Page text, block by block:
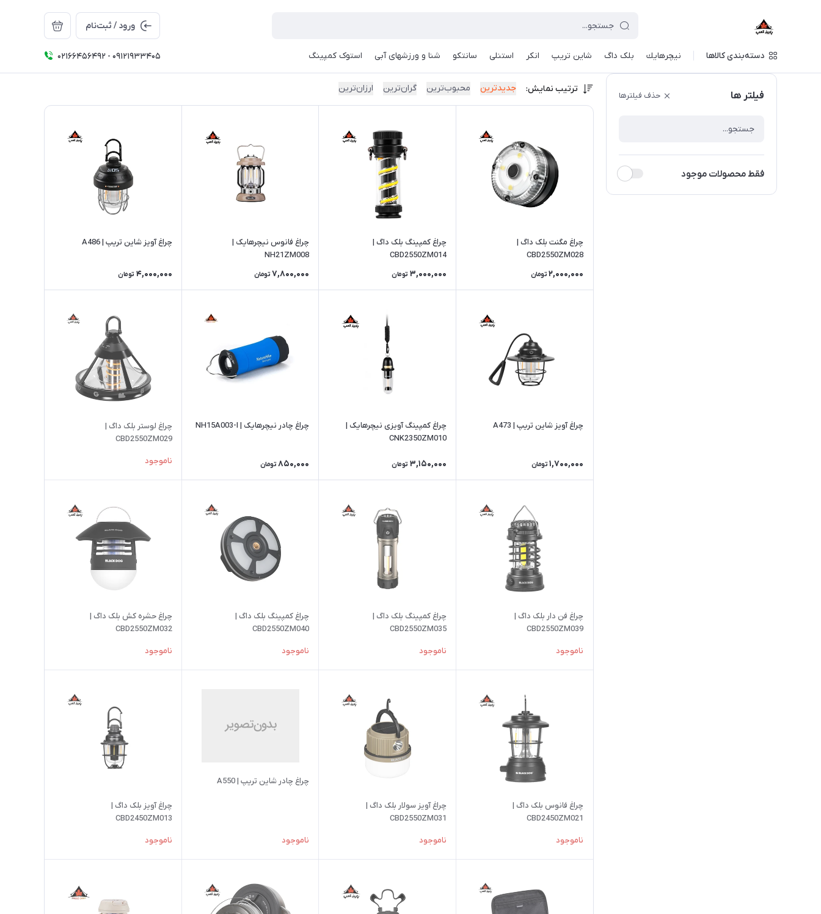
ورود / ثبت‌نام
دسته‌بندی کالاها نيچرهايك بلک داگ شاین تریپ انکر استنلی سانتکو شنا و ورزشهای آبی استوک کمپینگ 02166456492 - 09121933405
فیلتر ها حذف فیلترها
فقط محصولات موجود
ترتیب نمایش: جدیدترین محبوب‌ترین گران‌ترین ارزان‌ترین
چراغ مگنت بلک داگ |
CBD2550ZM028
2,000,000 تومان
چراغ کمپینگ بلک داگ |
CBD2550ZM014
3,000,000 تومان
چراغ فانوس نیچرهایک |
NH21ZM008
7,800,000 تومان
چراغ آویز شاین تریپ | A486
4,000,000 تومان
چراغ آویز شاین تریپ | A473
1,700,000 تومان
چراغ کمپینگ آویزی نیچرهایک |
CNK2350ZM010
3,150,000 تومان
چراغ چادر نیچرهایک | NH15A003-I
850,000 تومان
چراغ لوستر بلک داگ |
CBD2550ZM029
ناموجود
چراغ فن دار بلک داگ |
CBD2550ZM039
ناموجود
چراغ کمپینگ بلک داگ |
CBD2550ZM035
ناموجود
چراغ کمپینگ بلک داگ |
CBD2550ZM040
ناموجود
چراغ حشره کش بلک داگ |
CBD2550ZM032
ناموجود
چراغ فانوس بلک داگ |
CBD2450ZM021
ناموجود
چراغ آویز سولار بلک داگ |
CBD2550ZM031
ناموجود
چراغ چادر شاین تریپ | A550
ناموجود
چراغ آویز بلک داگ |
CBD2450ZM013
ناموجود